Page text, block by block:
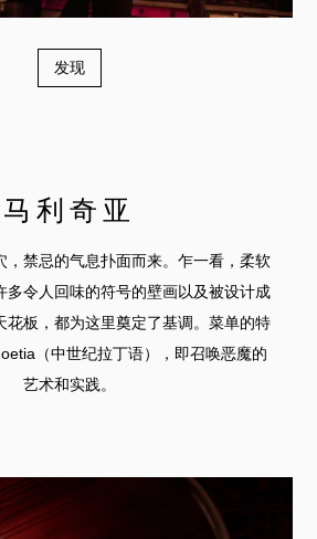
发现
马利奇亚
，禁忌的气息扑面而来。乍一看，柔软
多令人回味的符号的壁画以及被设计成
花板，都为这里奠定了基调。菜单的特
（中世纪拉丁语），即召唤恶魔的
艺术和实践。